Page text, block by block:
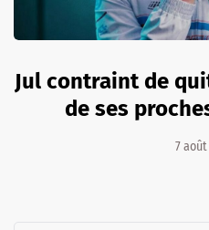
Jul contraint de
de ses
7 août